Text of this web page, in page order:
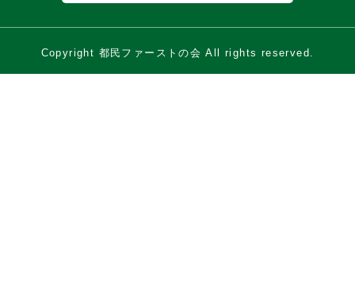
Copyright 都民ファーストの会 All rights reserved.